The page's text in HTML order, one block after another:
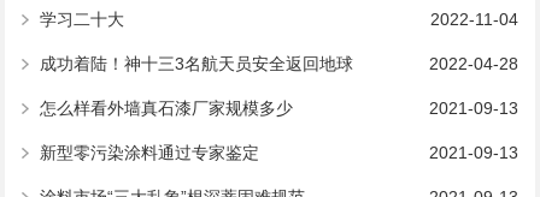
2022-11-04
学习二十大
2022-04-28
成功着陆！神十三3名航天员安全返回地球
2021-09-13
怎么样看外墙真石漆厂家规模多少
2021-09-13
新型零污染涂料通过专家鉴定